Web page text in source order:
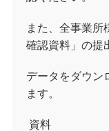
また、全事業
確認資料」の提
データをダウン
ます。
資料